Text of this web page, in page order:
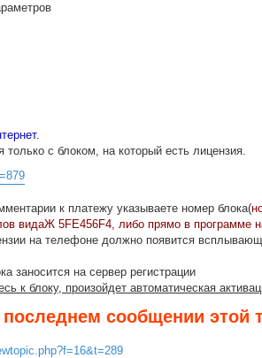
с блоком, на который есть лицензия.
к платежу указываете номер блока(
видаЖ 5FE456F4, либо прямо в программе
на телефоне должно появится
заносится на сервер регистрации
к блоку, произойдет автоматическая
последнем сообщении этой